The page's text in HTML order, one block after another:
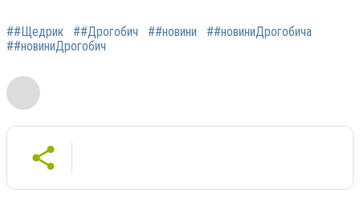
##Щедрик ##Дрогобич ##новини
##новиниДрогобича
##новиниДрогобич